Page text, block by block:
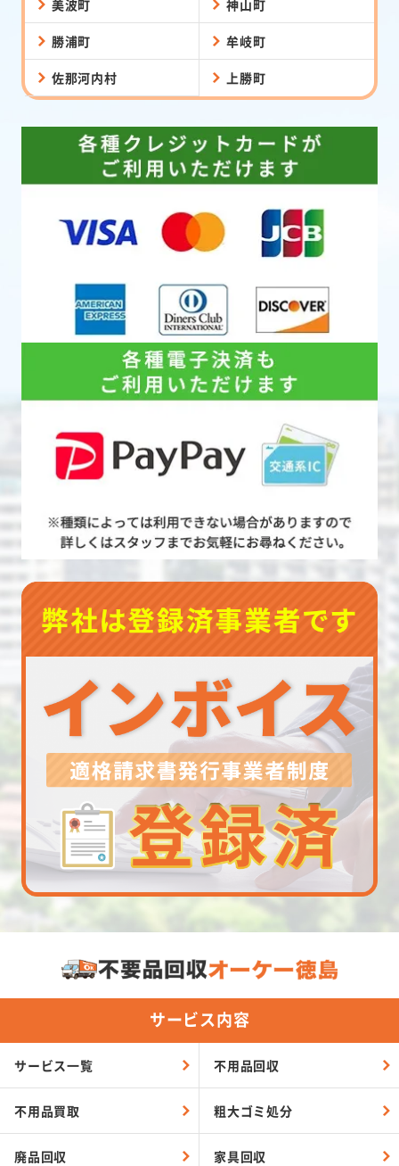
美波町 神山町
勝浦町 牟岐町
佐那河内村 上勝町
サービス内容
サービス一覧 不用品回収
不用品買取 粗大ゴミ処分
廃品回収 家具回収